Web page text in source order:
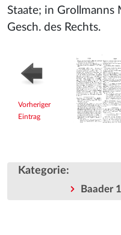
Staate; in Grollmanns
Gesch. des Rechts.
Vorheriger
Eintrag
Kategorie:
Baader